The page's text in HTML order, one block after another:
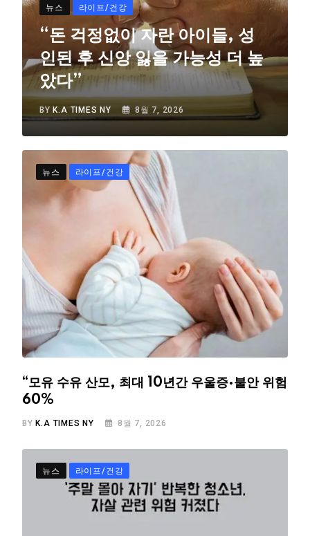
뉴스 라이프/건강
“돈 걱정없이 자란 아이들, 성
인된 후 신앙 잃을 가능성 더 높
았다”
BY K.A TIMES NY 8월 7, 2026
뉴스 라이프/건강
“모유 수유 산모, 최대 10년간 우울증·불안 위험
60%
BY K.A TIMES NY 8월 7, 2026
뉴스 라이프/건강